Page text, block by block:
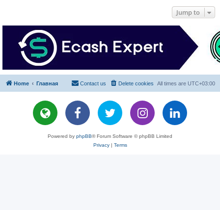
Jump to
Home Главная All times are UTC+03:00
Delete cookies
Contact us
Powered by phpBB® Forum Software © phpBB Limited
Privacy| Terms